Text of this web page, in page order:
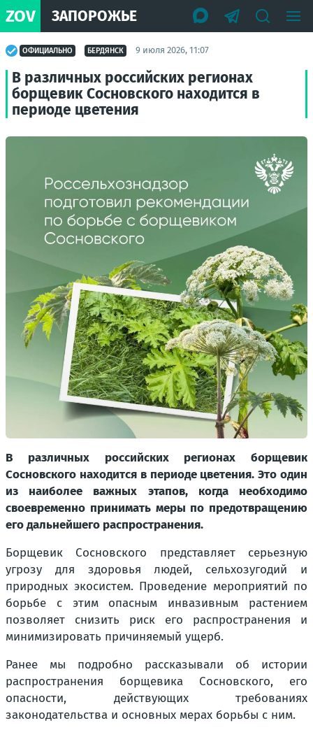
ZOV ЗАПОРОЖЬЕ
ОФИЦИАЛЬНО БЕРДЯНСК 9 июля 2026, 11:07
В различных российских регионах
борщевик Сосновского находится в
периоде цветения
В различных российских регионах борщевик
Сосновского находится в периоде цветения. Это один
из наиболее важных этапов, когда необходимо
своевременно принимать меры по предотвращению
его дальнейшего распространения.
Борщевик Сосновского представляет серьезную
угрозу для здоровья людей, сельхозугодий и
природных экосистем. Проведение мероприятий по
борьбе с этим опасным инвазивным растением
позволяет снизить риск его распространения и
минимизировать причиняемый ущерб.
Ранее мы подробно рассказывали об истории
распространения борщевика Сосновского, его
опасности, действующих требованиях
законодательства и основных мерах борьбы с ним.